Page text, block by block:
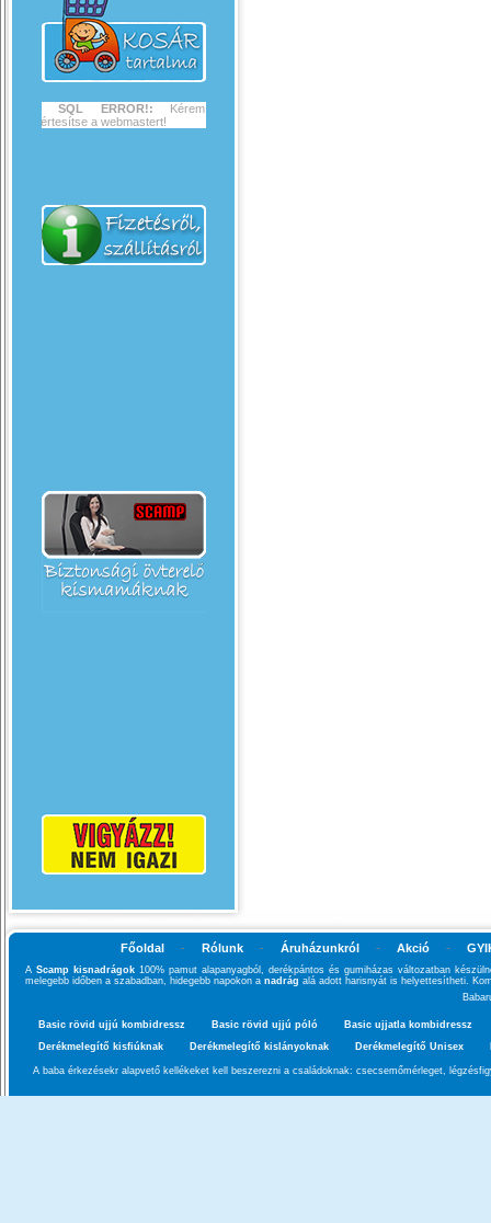
SQL ERROR!: Kérem
értesítse a webmastert!
Főoldal - Rólunk - Áruházunkról - Akció -
A Scamp kisnadrágok 100% pamut alapanyagból, derékpántos és gumiházas változatban
melegebb időben a szabadban, hidegebb napokon a nadrág alá adott harisnyát is helyettesítheti.
Basic rövid ujjú kombidressz Basic rövid ujjú póló
Basic ujjatla kombidressz
Derékmelegítő kisfiúknak
Derékmelegítő kislányoknak Derékmelegítő Unisex
A baba érkezésekr alapvető kellékeket kell beszerezni a családoknak: csecsemőmérleget,